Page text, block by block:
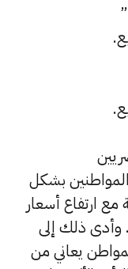
بشكل
ارتفاع أسعار
وأدى ذلك إلى
يعاني من